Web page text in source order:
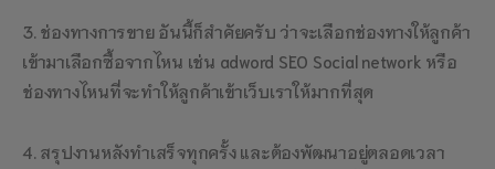
3. ช่องทางการขาย อันนี้ก็สำคัยครับ ว่าจะเลือกช่องทางให้ลูกค้า
เข้ามาเลือกซื้อจากไหน เช่น adword SEO Social network หรือ
ช่องทางไหนที่จะทำให้ลูกค้าเข้าเว็บเราให้มากที่สุด
4. สรุปงานหลังทำเสร็จทุกครั้ง และต้องพัฒนาอยู่ตลอดเวลา